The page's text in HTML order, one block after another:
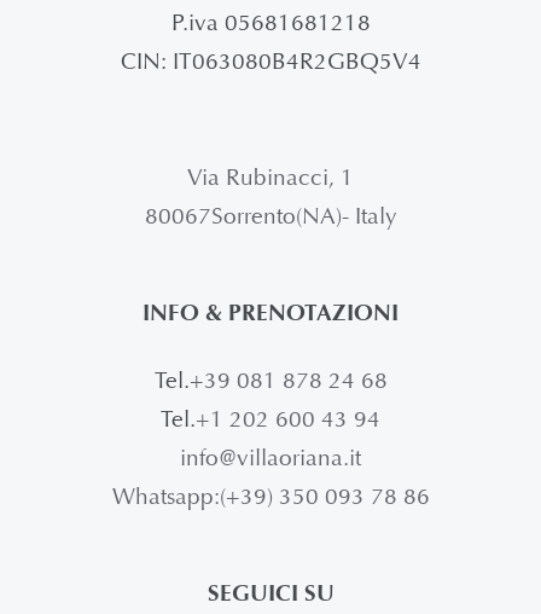
P.iva 05681681218
CIN: IT063080B4R2GBQ5V4
Via Rubinacci, 1
80067Sorrento(NA)- Italy
INFO & PRENOTAZIONI
Tel.+39 081 878 24 68
Tel.+1 202 600 43 94
info@villaoriana.it
Whatsapp:(+39) 350 093 78 86
SEGUICI SU